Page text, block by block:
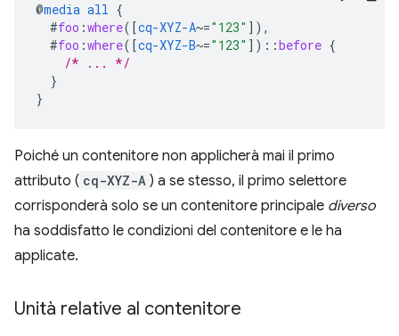
@media all {
#foo :where([cq-XYZ-A~="123" ]),
#foo :where([cq-XYZ-B~="123" ]) ::before {
/* ... */
}
}
Poiché un contenitore non applicherà mai il primo
attributo ( cq-XYZ-A ) a se stesso, il primo selettore
corrisponderà solo se un contenitore principale diverso
ha soddisfatto le condizioni del contenitore e le ha
applicate.
Unità relative al contenitore